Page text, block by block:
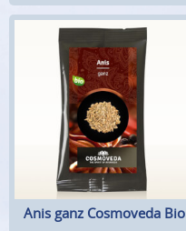
Anis ganz Cosmoveda Bio